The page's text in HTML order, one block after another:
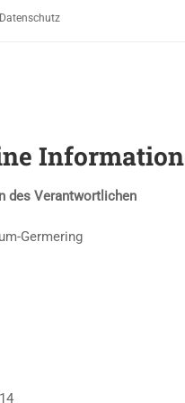
Datenschutz
des Verantwortlichen
Germering